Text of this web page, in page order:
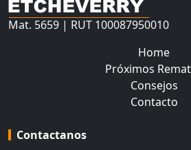
Mat. 5659 | RUT 100087950010
Home
Próximos
Consejos
Contacto
Contactanos